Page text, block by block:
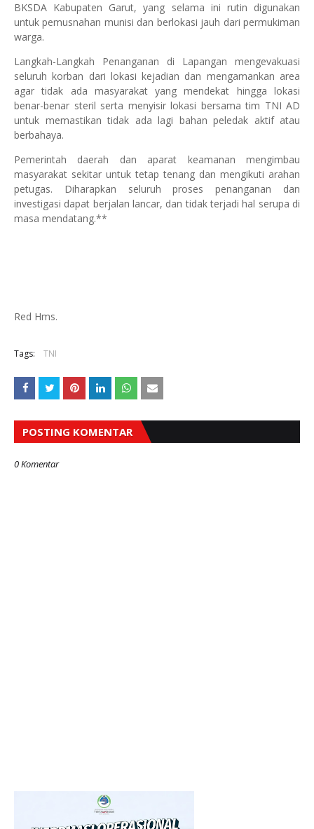
BKSDA Kabupaten Garut, yang selama ini rutin digunakan
untuk pemusnahan munisi dan berlokasi jauh dari permukiman
warga.
Langkah-Langkah Penanganan di Lapangan mengevakuasi
seluruh korban dari lokasi kejadian dan mengamankan area
agar tidak ada masyarakat yang mendekat hingga lokasi
benar-benar steril serta menyisir lokasi bersama tim TNI AD
untuk memastikan tidak ada lagi bahan peledak aktif atau
berbahaya.
Pemerintah daerah dan aparat keamanan mengimbau
masyarakat sekitar untuk tetap tenang dan mengikuti arahan
petugas. Diharapkan seluruh proses penanganan dan
investigasi dapat berjalan lancar, dan tidak terjadi hal serupa di
masa mendatang.**
Red Hms.
Tags: TNI
POSTING KOMENTAR
0 Komentar